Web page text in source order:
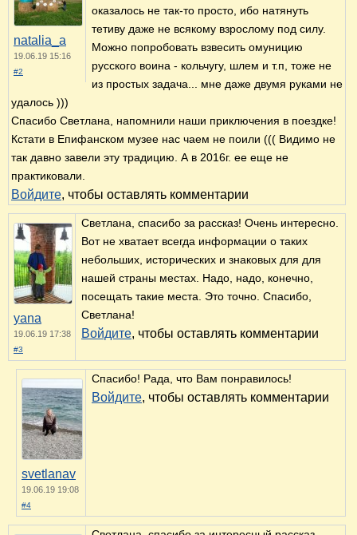
natalia_a
19.06.19 15:16
#2
оказалось не так-то просто, ибо натянуть
тетиву даже не всякому взрослому под силу.
Можно попробовать взвесить омуницию
русского воина - кольчугу, шлем и т.п, тоже не
из простых задача... мне даже двумя руками не
удалось )))
Спасибо Светлана, напомнили наши приключения в поездке!
Кстати в Епифанском музее нас чаем не поили ((( Видимо не
так давно завели эту традицию. А в 2016г. ее еще не
практиковали.
Войдите, чтобы оставлять комментарии
yana
19.06.19 17:38
#3
Светлана, спасибо за рассказ! Очень интересно.
Вот не хватает всегда информации о таких
небольших, исторических и знаковых для для
нашей страны местах. Надо, надо, конечно,
посещать такие места. Это точно. Спасибо,
Светлана!
Войдите, чтобы оставлять комментарии
svetlanav
19.06.19 19:08
#4
Спасибо! Рада, что Вам понравилось!
Войдите, чтобы оставлять комментарии